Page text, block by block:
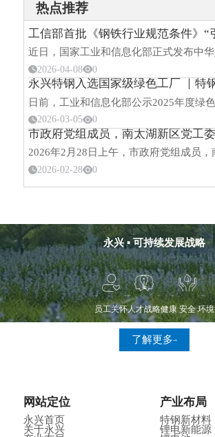
热点推荐
2026-04-08 0
2026-03-05 0
2026-02-28 0
永兴 ▪ 可持续发展战略
员工关怀人才战略健康 安全 环境
了解更多
网站定位
永兴首页
关于永兴
产业布局
特钢新材料
锂电新能源